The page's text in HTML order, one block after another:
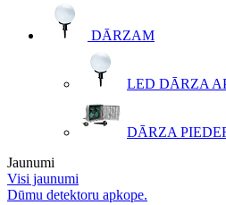
DĀRZAM
LED DĀRZA
DĀRZA
Jaunumi
Visi jaunumi
Dūmu detektoru apkope.